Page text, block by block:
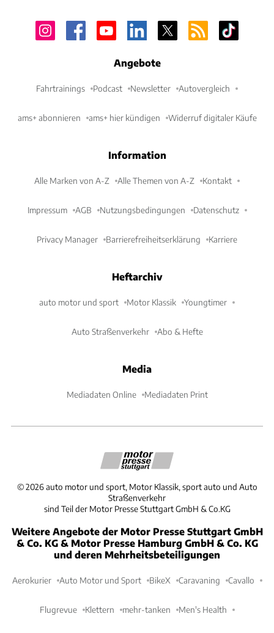
Angebote
Fahrtrainings Podcast Newsletter Autovergleich
ams+ abonnieren ams+ hier kündigen Widerruf digitaler Käufe
Information
Alle Marken von A-Z Alle Themen von A-Z Kontakt
Impressum AGB Nutzungsbedingungen Datenschutz
Privacy Manager Barrierefreiheitserklärung Karriere
Heftarchiv
auto motor und sport Motor Klassik Youngtimer
Auto Straßenverkehr Abo & Hefte
Media
Mediadaten Online Mediadaten Print
©2026 auto motor und sport, Motor Klassik, sport auto und Auto
Straßenverkehr
sind Teil der Motor Presse Stuttgart GmbH & Co.KG
Weitere Angebote der Motor Presse Stuttgart GmbH
& Co. KG & Motor Presse Hamburg GmbH & Co. KG
und deren Mehrheitsbeteiligungen
Aerokurier Auto Motor und Sport BikeX Caravaning Cavallo
Flugrevue Klettern mehr-tanken Men's Health